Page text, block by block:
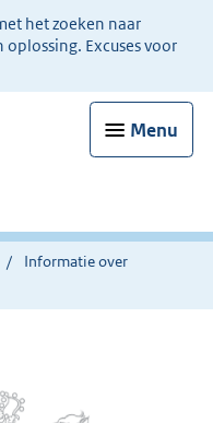
het zoeken naar
Excuses voor
Menu
Informatie over